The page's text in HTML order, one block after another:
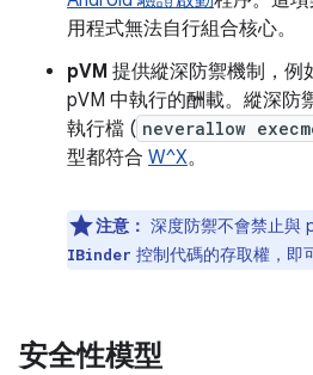
用程式無法自行組合核心。
pVM 提供縱深防禦機制，例
pVM 中執行的酬載。縱深防
執行檔 ( neverallow
型都符合 W^X。
注意： 深度防禦不會禁止與
IBinder 控制代碼的存取權，即
安全性模型